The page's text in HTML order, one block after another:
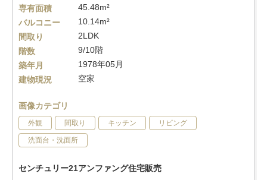
専有面積
45.48m²
バルコニー
10.14m²
間取り
2LDK
階数
9/10階
築年月
1978年05月
建物現況
空家
画像カテゴリ
外観 間取り キッチン リビング
洗面台・洗面所
センチュリー21アンファング住宅販売